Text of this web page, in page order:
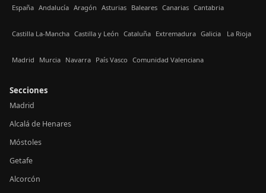
España Andalucía Aragón Asturias Baleares Canarias Cantabria
Castilla La-Mancha Castilla y León Cataluña Extremadura Galicia La Rioja
Madrid Murcia Navarra País Vasco Comunidad Valenciana
Secciones
Madrid
Alcalá de Henares
Móstoles
Getafe
Alcorcón